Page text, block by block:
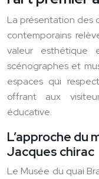
La présentation des
contemporains
valeur esthétique
scénographes et
espaces qui
offrant aux
éducative.
L’approche du
Jacques chirac
Le Musée du quai